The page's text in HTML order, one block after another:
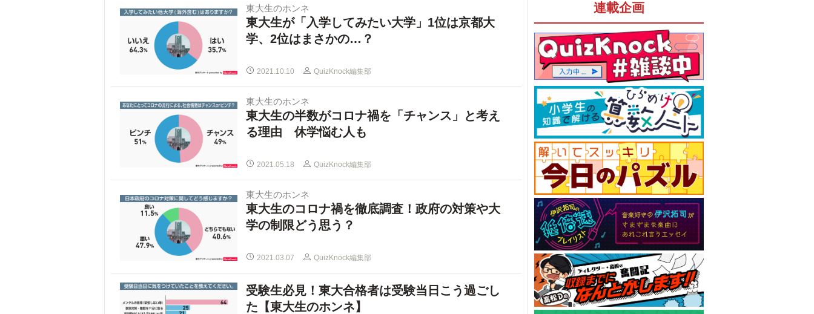
東大生のホンネ
東大生が「入学してみたい大学」1位は京都大
学、2位はまさかの…？
2021.10.10 QuizKnock編集部
東大生のホンネ
東大生の半数がコロナ禍を「チャンス」と考え
る理由 休学悩む人も
2021.05.18 QuizKnock編集部
東大生のホンネ
東大生のコロナ禍を徹底調査！政府の対策や大
学の制限どう思う？
2021.03.07 QuizKnock編集部
受験生必見！東大合格者は受験当日こう過ごし
た【東大生のホンネ】
連載企画